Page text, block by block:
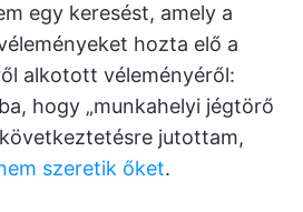
egy keresést, amely a
hozta elő a
alkotott véleményéről:
hogy „munkahelyi jégtörő
következtetésre jutottam,
szeretik őket.